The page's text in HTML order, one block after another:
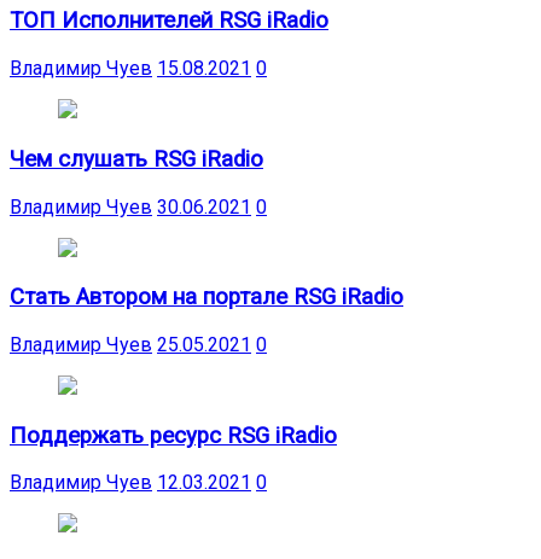
ТОП Исполнителей RSG iRadio
Владимир Чуев 15.08.2021 0
Чем слушать RSG iRadio
Владимир Чуев 30.06.2021 0
Стать Автором на портале RSG iRadio
Владимир Чуев 25.05.2021 0
Поддержать ресурс RSG iRadio
Владимир Чуев 12.03.2021 0